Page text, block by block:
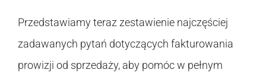
Przedstawiamy teraz zestawienie najczęściej
zadawanych pytań dotyczących fakturowania
prowizji od sprzedaży, aby pomóc w pełnym